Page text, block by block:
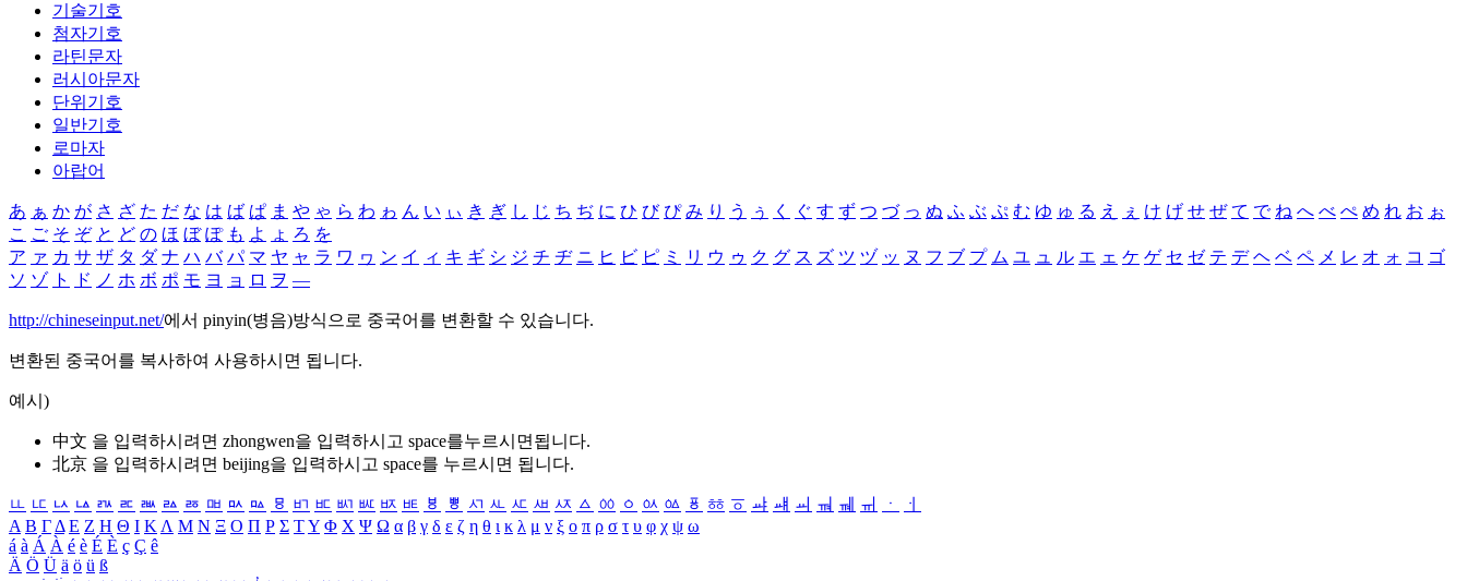
기술기호
첨자기호
라틴문자
러시아문자
단위기호
일반기호
로마자
아랍어
あ ぁ か が さ ざ た だ な は ば ぱ ま や ゃ ら わ ゎ ん い ぃ き ぎ し じ ち ぢ に ひ び ぴ み り う ぅ く ぐ す ず つ づ っ ぬ ふ ぶ ぷ む ゆ ゅ る え ぇ け げ せ ぜ て で ね へ べ ぺ め れ お ぉ
こ ご そ ぞ と ど の ほ ぼ ぽ も よ ょ ろ を
ア ァ カ サ ザ タ ダ ナ ハ バ パ マ ヤ ャ ラ ワ ヮ ン イ ィ キ ギ シ ジ チ ヂ ニ ヒ ビ ピ ミ リ ウ ゥ ク グ ス ズ ツ ヅ ッ ヌ フ ブ プ ム ユ ュ ル エ ェ ケ ゲ セ ゼ テ デ ヘ ベ ペ メ レ オ ォ コ ゴ
ソ ゾ ト ド ノ ホ ボ ポ モ ヨ ョ ロ ヲ ―
http://chineseinput.net/에서 pinyin(병음)방식으로 중국어를 변환할 수 있습니다.
변환된 중국어를 복사하여 사용하시면 됩니다.
예시)
中文 을 입력하시려면 zhongwen을 입력하시고 space를누르시면됩니다.
北京 을 입력하시려면 beijing을 입력하시고 space를 누르시면 됩니다.
ㅥ ㅦ ㅧ ㅨ ㅩ ㅪ ㅫ ㅬ ㅭ ㅮ ㅯ ㅰ ㅱ ㅲ ㅳ ㅴ ㅵ ㅶ ㅷ ㅸ ㅹ ㅺ ㅻ ㅼ ㅽ ㅾ ㅿ ㆀ ㆁ ㆂ ㆃ ㆄ ㆅ ㆆ ㆇ ㆈ ㆉ ㆊ ㆋ ㆌ ㆍ
ㆎ
Α Β ΓΔ Ε Ζ Η Θ Ι ΚΛ Μ Ν Ξ Ο Π Ρ Σ ΤΥ Φ Χ Ψ Ω α β γ δ ε ζ η θ ι κ λ μ ν ξ ο π ρ σ τ υ φ χ ψ ω
á à Á À é è É È ç Ç ê
Ä Ö Ü ä ö ü ß